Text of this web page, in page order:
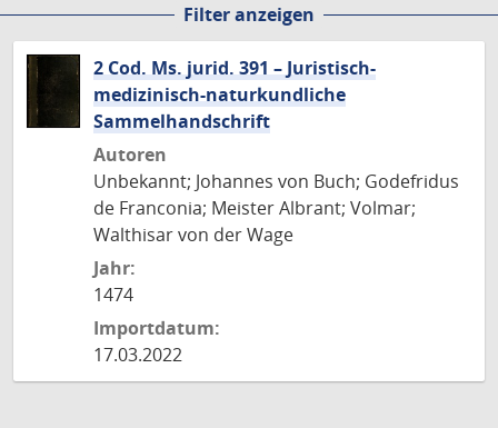
Filter anzeigen
2 Cod. Ms. jurid. 391 – Juristisch-
medizinisch-naturkundliche
Sammelhandschrift
Autoren
Unbekannt; Johannes von Buch; Godefridus
de Franconia; Meister Albrant; Volmar;
Walthisar von der Wage
Jahr:
1474
Importdatum:
17.03.2022